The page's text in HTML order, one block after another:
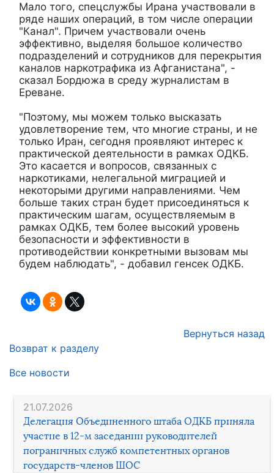
21.07.2026
Делегация Объединенного штаба ОДКБ приняла
участие в 12-м заседании руководителей
пограничных служб компетентных органов
государств-членов ШОС
Мало того, спецслужбы Ирана участвовали в
ряде наших операций, в том числе операции
"Канал". Причем участвовали очень
эффективно, выделяя большое количество
подразделений и сотрудников для перекрытия
каналов наркотрафика из Афганистана", -
сказал Бордюжа в среду журналистам в
Ереване.
"Поэтому, мы можем только высказать
удовлетворение тем, что многие страны, и не
только Иран, сегодня проявляют интерес к
практической деятельности в рамках ОДКБ.
Это касается и вопросов, связанных с
наркотиками, нелегальной миграцией и
некоторыми другими направлениями. Чем
больше таких стран будет присоединяться к
практическим шагам, осуществляемым в
рамках ОДКБ, тем более высокий уровень
безопасности и эффективности в
противодействии конкретными вызовам мы
будем наблюдать", - добавил генсек ОДКБ.
Вернуться назад
Возврат к разделу
Все новости